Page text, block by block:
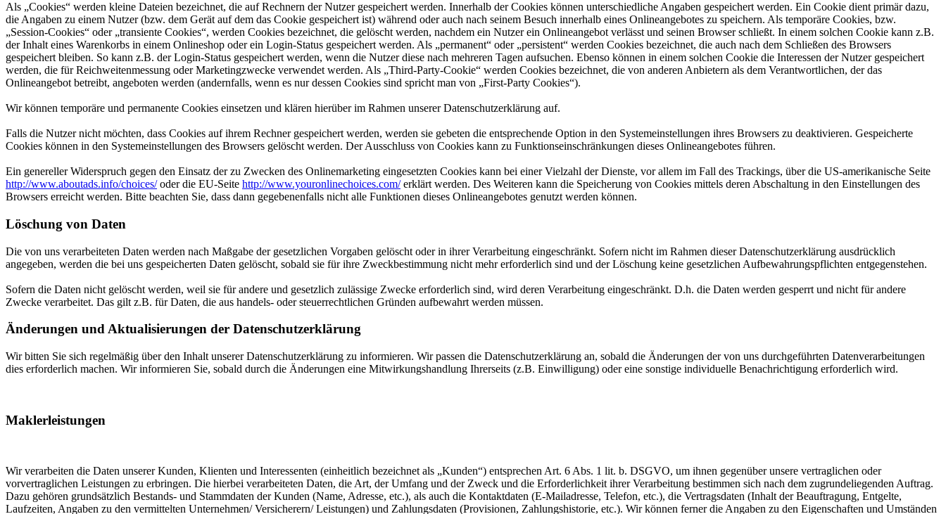
Als „Cookies“ werden kleine Dateien bezeichnet, die auf Rechnern der Nutzer gespeichert werden. Innerhalb der Cookies können unterschiedliche Angaben gespeichert werden. Ein Cookie dient primär dazu,
die Angaben zu einem Nutzer (bzw. dem Gerät auf dem das Cookie gespeichert ist) während oder auch nach seinem Besuch innerhalb eines Onlineangebotes zu speichern. Als temporäre Cookies, bzw.
„Session-Cookies“ oder „transiente Cookies“, werden Cookies bezeichnet, die gelöscht werden, nachdem ein Nutzer ein Onlineangebot verlässt und seinen Browser schließt. In einem solchen Cookie kann z.B.
der Inhalt eines Warenkorbs in einem Onlineshop oder ein Login-Status gespeichert werden. Als „permanent“ oder „persistent“ werden Cookies bezeichnet, die auch nach dem Schließen des Browsers
gespeichert bleiben. So kann z.B. der Login-Status gespeichert werden, wenn die Nutzer diese nach mehreren Tagen aufsuchen. Ebenso können in einem solchen Cookie die Interessen der Nutzer gespeichert
werden, die für Reichweitenmessung oder Marketingzwecke verwendet werden. Als „Third-Party-Cookie“ werden Cookies bezeichnet, die von anderen Anbietern als dem Verantwortlichen, der das
Onlineangebot betreibt, angeboten werden (andernfalls, wenn es nur dessen Cookies sind spricht man von „First-Party Cookies“).
Wir können temporäre und permanente Cookies einsetzen und klären hierüber im Rahmen unserer Datenschutzerklärung auf.
Falls die Nutzer nicht möchten, dass Cookies auf ihrem Rechner gespeichert werden, werden sie gebeten die entsprechende Option in den Systemeinstellungen ihres Browsers zu deaktivieren. Gespeicherte
Cookies können in den Systemeinstellungen des Browsers gelöscht werden. Der Ausschluss von Cookies kann zu Funktionseinschränkungen dieses Onlineangebotes führen.
Ein genereller Widerspruch gegen den Einsatz der zu Zwecken des Onlinemarketing eingesetzten Cookies kann bei einer Vielzahl der Dienste, vor allem im Fall des Trackings, über die US-amerikanische Seite
http://www.aboutads.info/choices/oder die EU-Seite http://www.youronlinechoices.com/erklärt werden. Des Weiteren kann die Speicherung von Cookies mittels deren Abschaltung in den Einstellungen des
Browsers erreicht werden. Bitte beachten Sie, dass dann gegebenenfalls nicht alle Funktionen dieses Onlineangebotes genutzt werden können.
Löschung von Daten
Die von uns verarbeiteten Daten werden nach Maßgabe der gesetzlichen Vorgaben gelöscht oder in ihrer Verarbeitung eingeschränkt. Sofern nicht im Rahmen dieser Datenschutzerklärung ausdrücklich
angegeben, werden die bei uns gespeicherten Daten gelöscht, sobald sie für ihre Zweckbestimmung nicht mehr erforderlich sind und der Löschung keine gesetzlichen Aufbewahrungspflichten entgegenstehen.
Sofern die Daten nicht gelöscht werden, weil sie für andere und gesetzlich zulässige Zwecke erforderlich sind, wird deren Verarbeitung eingeschränkt. D.h. die Daten werden gesperrt und nicht für andere
Zwecke verarbeitet. Das gilt z.B. für Daten, die aus handels- oder steuerrechtlichen Gründen aufbewahrt werden müssen.
Änderungen und Aktualisierungen der Datenschutzerklärung
Wir bitten Sie sich regelmäßig über den Inhalt unserer Datenschutzerklärung zu informieren. Wir passen die Datenschutzerklärung an, sobald die Änderungen der von uns durchgeführten Datenverarbeitungen
dies erforderlich machen. Wir informieren Sie, sobald durch die Änderungen eine Mitwirkungshandlung Ihrerseits (z.B. Einwilligung) oder eine sonstige individuelle Benachrichtigung erforderlich wird.
Maklerleistungen
Wir verarbeiten die Daten unserer Kunden, Klienten und Interessenten (einheitlich bezeichnet als „Kunden“) entsprechen Art. 6 Abs. 1 lit. b. DSGVO, um ihnen gegenüber unsere vertraglichen oder
vorvertraglichen Leistungen zu erbringen. Die hierbei verarbeiteten Daten, die Art, der Umfang und der Zweck und die Erforderlichkeit ihrer Verarbeitung bestimmen sich nach dem zugrundeliegenden Auftrag.
Dazu gehören grundsätzlich Bestands- und Stammdaten der Kunden (Name, Adresse, etc.), als auch die Kontaktdaten (E-Mailadresse, Telefon, etc.), die Vertragsdaten (Inhalt der Beauftragung, Entgelte,
Laufzeiten, Angaben zu den vermittelten Unternehmen/ Versicherern/ Leistungen) und Zahlungsdaten (Provisionen, Zahlungshistorie, etc.). Wir können ferner die Angaben zu den Eigenschaften und Umständen